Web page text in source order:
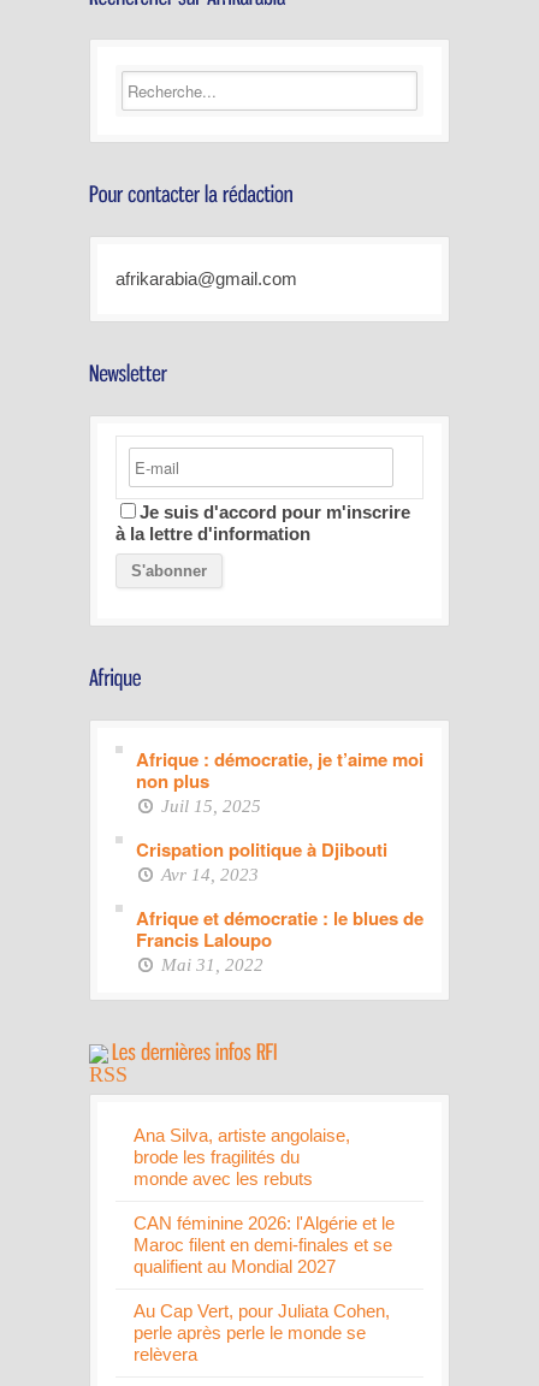
afrikarabia@gmail.com
Je suis d'accord pour m'inscrire
à la lettre d'information
Afrique : démocratie, je t’aime moi
non plus
Juil 15, 2025
Crispation politique à Djibouti
Avr 14, 2023
Afrique et démocratie : le blues de
Francis Laloupo
Mai 31, 2022
Ana Silva, artiste angolaise,
brode les fragilités du
monde avec les rebuts
CAN féminine 2026: l'Algérie et le
Maroc filent en demi-finales et se
qualifient au Mondial 2027
Au Cap Vert, pour Juliata Cohen,
perle après perle le monde se
relèvera